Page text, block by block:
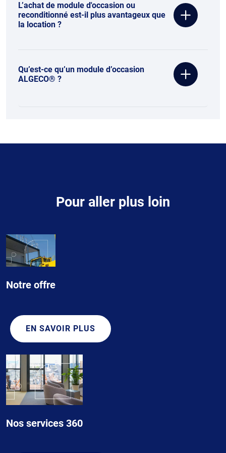
L’achat de module d'occasion ou
reconditionné est-il plus avantageux que
la location ?
Qu’est-ce qu’un module d’occasion
ALGECO® ?
Pour aller plus loin
Notre offre
EN SAVOIR PLUS
Nos services 360